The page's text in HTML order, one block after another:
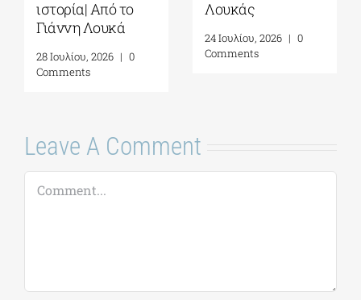
Λουκάς
24 Ιουλίου, 2026 | 0
Comments
ζωντανή| Γράφει ο
31 Ιουλίου, 2026
Leave A Comment
Comment